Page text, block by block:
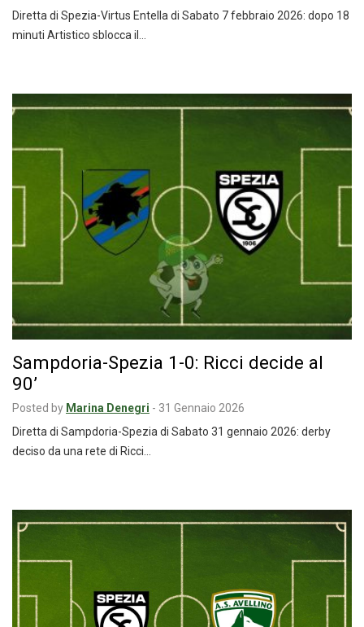
Diretta di Spezia-Virtus Entella di Sabato 7 febbraio 2026: dopo 18
minuti Artistico sblocca il…
Sampdoria-Spezia 1-0: Ricci decide al
90’
Posted by Marina Denegri - 31 Gennaio 2026
Diretta di Sampdoria-Spezia di Sabato 31 gennaio 2026: derby
deciso da una rete di Ricci…